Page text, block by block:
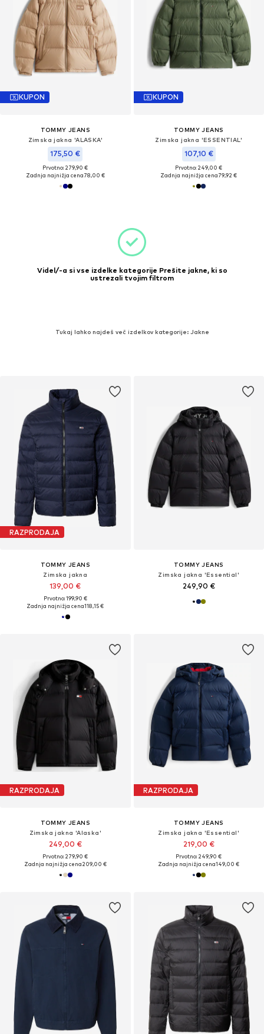
KUPON
TOMMY JEANS
Zimska jakna 'ALASKA'
175,50 €
Prvotno: 279,90 €
Zadnja najnižja cena78,00 €
KUPON
TOMMY JEANS
Zimska jakna 'ESSENTIAL'
107,10 €
Prvotno: 249,00 €
Zadnja najnižja cena79,92 €
Videl/-a si vse izdelke kategorije Prešite jakne, ki so
ustrezali tvojim filtrom
Tukaj lahko najdeš več izdelkov kategorije: Jakne
RAZPRODAJA
TOMMY JEANS
Zimska jakna
139,00 €
Prvotno: 199,90 €
Zadnja najnižja cena118,15 €
TOMMY JEANS
Zimska jakna 'Essential'
249,90 €
RAZPRODAJA
TOMMY JEANS
Zimska jakna 'Alaska'
249,00 €
Prvotno: 279,90 €
Zadnja najnižja cena209,00 €
RAZPRODAJA
TOMMY JEANS
Zimska jakna 'Essential'
219,00 €
Prvotno: 249,90 €
Zadnja najnižja cena149,00 €